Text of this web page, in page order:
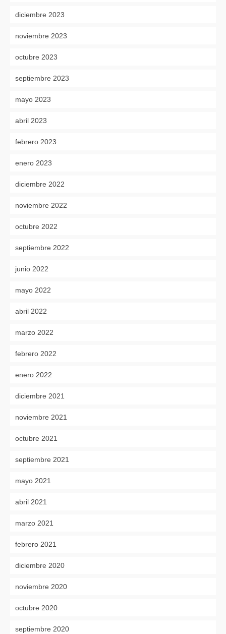
diciembre 2023
noviembre 2023
octubre 2023
septiembre 2023
mayo 2023
abril 2023
febrero 2023
enero 2023
diciembre 2022
noviembre 2022
octubre 2022
septiembre 2022
junio 2022
mayo 2022
abril 2022
marzo 2022
febrero 2022
enero 2022
diciembre 2021
noviembre 2021
octubre 2021
septiembre 2021
mayo 2021
abril 2021
marzo 2021
febrero 2021
diciembre 2020
noviembre 2020
octubre 2020
septiembre 2020